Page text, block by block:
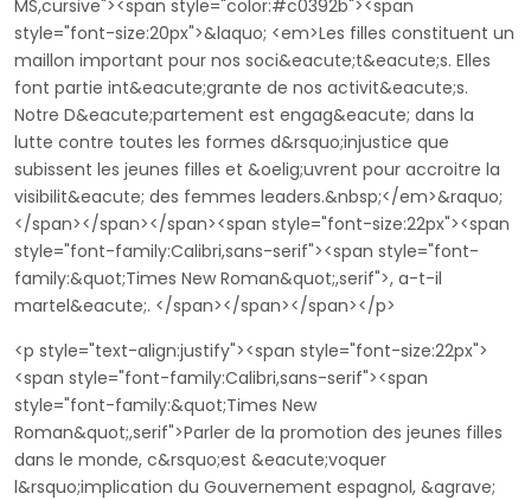
MS,cursive"><span style="color:#c0392b"><span
style="font-size:20px">&laquo; <em>Les filles constituent un
maillon important pour nos soci&eacute;t&eacute;s. Elles
font partie int&eacute;grante de nos activit&eacute;s.
Notre D&eacute;partement est engag&eacute; dans la
lutte contre toutes les formes d&rsquo;injustice que
subissent les jeunes filles et &oelig;uvrent pour accroitre la
visibilit&eacute; des femmes leaders.&nbsp;</em>&raquo;
</span></span></span><span style="font-size:22px"><span
style="font-family:Calibri,sans-serif"><span style="font-
family:&quot;Times New Roman&quot;,serif">, a-t-il
martel&eacute;. </span></span></span></p>
<p style="text-align:justify"><span style="font-size:22px">
<span style="font-family:Calibri,sans-serif"><span
style="font-family:&quot;Times New
Roman&quot;,serif">Parler de la promotion des jeunes filles
dans le monde, c&rsquo;est &eacute;voquer
l&rsquo;implication du Gouvernement espagnol, &agrave;